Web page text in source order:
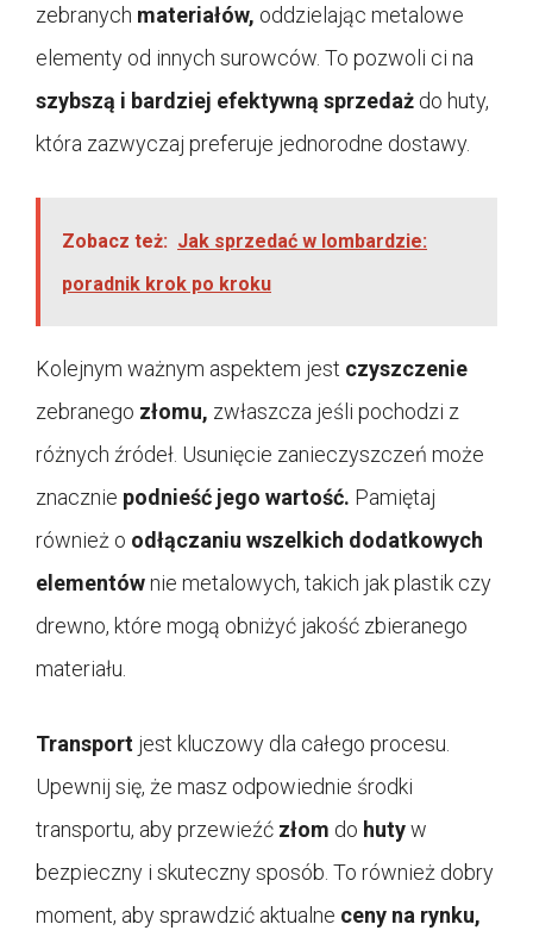
zebranych materiałów, oddzielając metalowe
elementy od innych surowców. To pozwoli ci na
szybszą i bardziej efektywną sprzedaż do huty,
która zazwyczaj preferuje jednorodne dostawy.
Zobacz też: Jak sprzedać w lombardzie:
poradnik krok po kroku
Kolejnym ważnym aspektem jest czyszczenie
zebranego złomu, zwłaszcza jeśli pochodzi z
różnych źródeł. Usunięcie zanieczyszczeń może
znacznie podnieść jego wartość. Pamiętaj
również o odłączaniu wszelkich dodatkowych
elementównie metalowych, takich jak plastik czy
drewno, które mogą obniżyć jakość zbieranego
materiału.
Transport jest kluczowy dla całego procesu.
Upewnij się, że masz odpowiednie środki
transportu, aby przewieźć złom do hutyw
bezpieczny i skuteczny sposób. To również dobry
moment, aby sprawdzić aktualne ceny na rynku,